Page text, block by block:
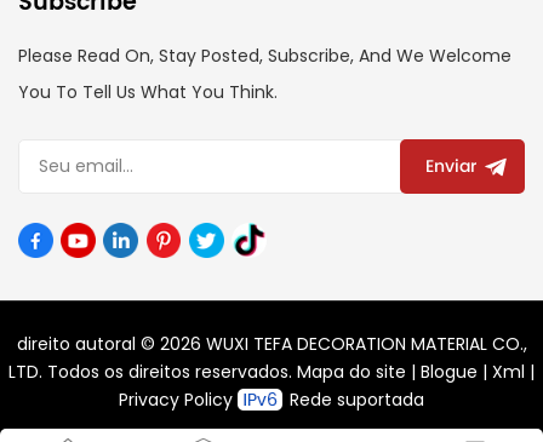
Please Read On, Stay Posted, Subscribe, And We Welcome
You To Tell Us What You Think.
Enviar
direito autoral © 2026 WUXI TEFA DECORATION MATERIAL CO.,
LTD. Todos os direitos reservados. Mapa do site | Blogue | Xml |
Privacy Policy
Rede suportada